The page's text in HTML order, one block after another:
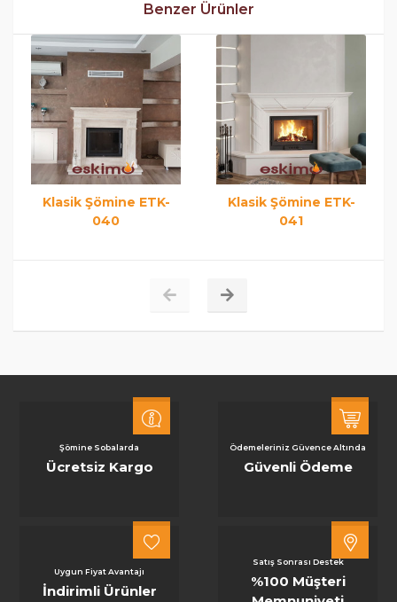
Benzer Ürünler
Klasik Şömine ETK-
040
Klasik Şömine ETK-
041
Şömine Sobalarda
Ücretsiz Kargo
Ödemeleriniz Güvence Altında
Güvenli Ödeme
Uygun Fiyat Avantajı
İndirimli Ürünler
Satış Sonrası Destek
%100 Müşteri